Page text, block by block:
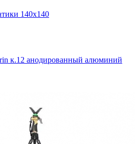
140х140
к.12 анодированный алюминий